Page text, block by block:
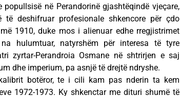
në Perandorinë gjashtëqindë vjeçare,
deshifruar profesionale shkencore për çdo
1910, duke mos i alienuar edhe rregjistrimet
hulumtuar, natyrshëm për interesa të tyre
zyrtar-Perandroia Osmane në shtrirjen e saj
dhe imperium, pa asnjë të drejtë ndryshe.
botëror, te i cili kam pas nderin ta kem
1972-1973. Ky shkenctar me dituri shumë të